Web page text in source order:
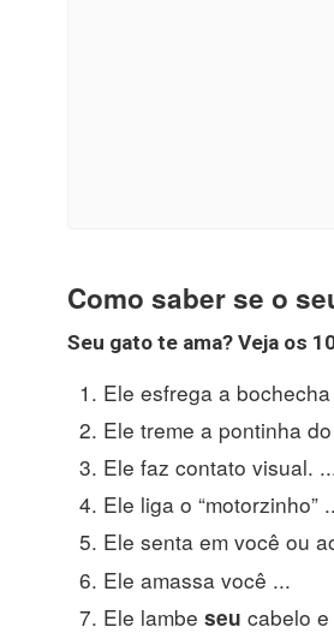
Como saber se o
Seu gato te ama? Veja os
Ele esfrega a
Ele treme a pontinha
Ele faz contato visual.
Ele liga o “motorzinho”
Ele senta em você ou
Ele amassa você ...
Ele lambe seu cabelo